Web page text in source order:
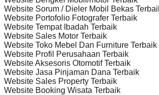
Website Sorum / Dieler Mobil Bekas
Website Portofolio Fotografer Terbaik
Website Tempat Ibadah Terbaik
Website Sales Motor Terbaik
Website Toko Mebel Dan Furniture Terbaik
Website Profil Perusahaan Terbaik
Website Aksesoris Otomotif Terbaik
Website Jasa Pinjaman Dana Terbaik
Website Sales Property Terbaik
Website Booking Wisata Terbaik